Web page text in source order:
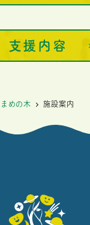
支援内容
めの木 施設案内